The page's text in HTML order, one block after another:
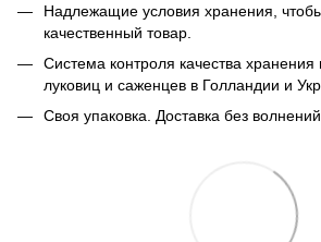
Надлежащие условия хранения,
качественный товар.
Система контроля качества хранения
луковиц и саженцев в Голландии и
Своя упаковка. Доставка без